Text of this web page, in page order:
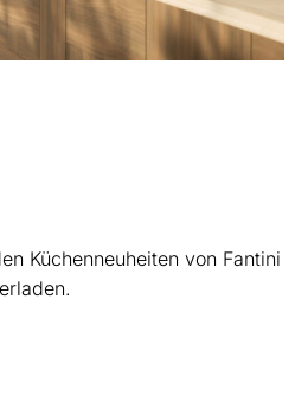
Küchenneuheiten von Fantini